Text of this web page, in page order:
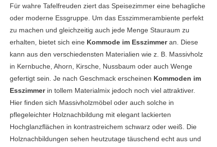
Für wahre Tafelfreuden ziert das Speisezimmer eine behagliche
oder moderne Essgruppe. Um das Esszimmerambiente perfekt
zu machen und gleichzeitig auch jede Menge Stauraum zu
erhalten, bietet sich eine Kommode im Esszimmeran. Diese
kann aus den verschiedensten Materialien wie z. B. Massivholz
in Kernbuche, Ahorn, Kirsche, Nussbaum oder auch Wenge
gefertigt sein. Je nach Geschmack erscheinen Kommoden im
Esszimmerin tollem Materialmix jedoch noch viel attraktiver.
Hier finden sich Massivholzmöbel oder auch solche in
pflegeleichter Holznachbildung mit elegant lackierten
Hochglanzflächen in kontrastreichem schwarz oder weiß. Die
Holznachbildungen sehen heutzutage täuschend echt aus und